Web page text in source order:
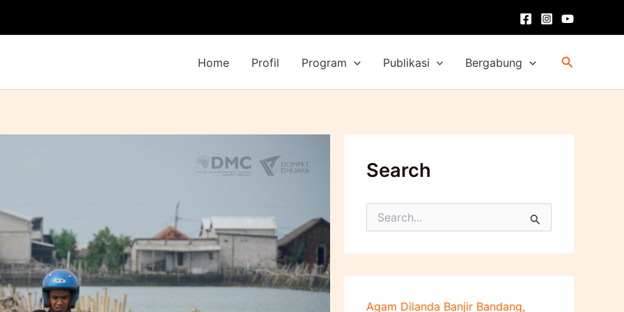
Home
Profil Program Publikasi Bergabung Cari
Search
a
u
t
Agam Dilanda Banjir Bandang,